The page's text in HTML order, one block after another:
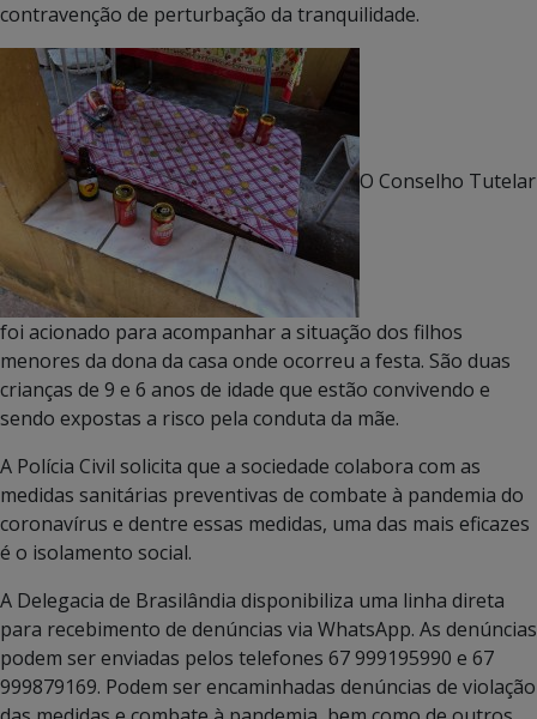
contravenção de perturbação da tranquilidade.
O Conselho Tutelar
foi acionado para acompanhar a situação dos filhos
menores da dona da casa onde ocorreu a festa. São duas
crianças de 9 e 6 anos de idade que estão convivendo e
sendo expostas a risco pela conduta da mãe.
A Polícia Civil solicita que a sociedade colabora com as
medidas sanitárias preventivas de combate à pandemia do
coronavírus e dentre essas medidas, uma das mais eficazes
é o isolamento social.
A Delegacia de Brasilândia disponibiliza uma linha direta
para recebimento de denúncias via WhatsApp. As denúncias
podem ser enviadas pelos telefones 67 999195990 e 67
999879169. Podem ser encaminhadas denúncias de violação